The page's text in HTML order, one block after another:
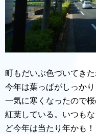
町もだいぶ色づいてき
今年は葉っぱがしっか
一気に寒くなったので
紅葉している。いつも
ど今年は当たり年かも！